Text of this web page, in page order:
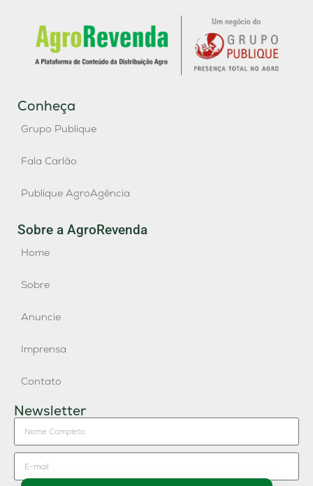
Conheça
Grupo Publique
Fala Carlão
Publique AgroAgência
Sobre a AgroRevenda
Home
Sobre
Anuncie
Imprensa
Contato
Newsletter